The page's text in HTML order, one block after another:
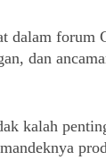
dalam forum
dan
kalah